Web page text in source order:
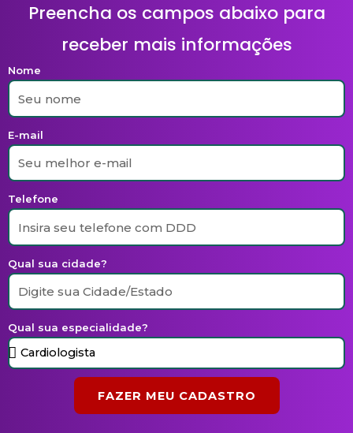
Preencha os campos abaixo para
receber mais informações
Nome
E-mail
Telefone
Qual sua cidade?
Qual sua especialidade?
FAZER MEU CADASTRO